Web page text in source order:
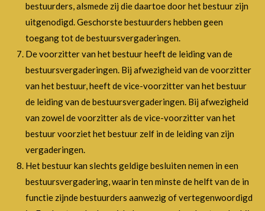
bestuurders, alsmede zij die daartoe door het bestuur zijn
uitgenodigd. Geschorste bestuurders hebben geen
toegang tot de bestuursvergaderingen.
De voorzitter van het bestuur heeft de leiding van de
bestuursvergaderingen. Bij afwezigheid van de voorzitter
van het bestuur, heeft de vice-voorzitter van het bestuur
de leiding van de bestuursvergaderingen. Bij afwezigheid
van zowel de voorzitter als de vice-voorzitter van het
bestuur voorziet het bestuur zelf in de leiding van zijn
vergaderingen.
Het bestuur kan slechts geldige besluiten nemen in een
bestuursvergadering, waarin ten minste de helft van de in
functie zijnde bestuurders aanwezig of vertegenwoordigd